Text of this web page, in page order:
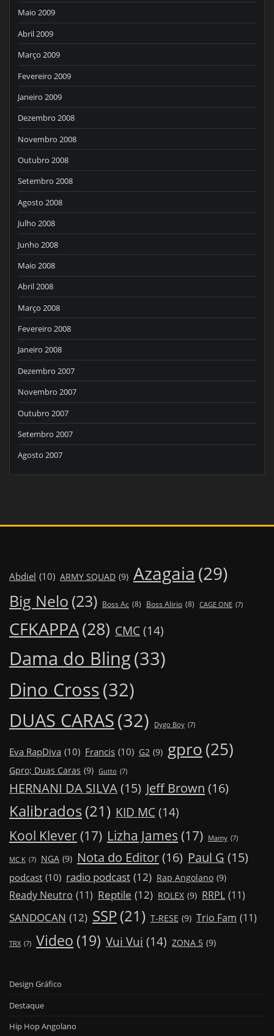
Maio 2009
Abril 2009
Março 2009
Fevereiro 2009
Janeiro 2009
Dezembro 2008
Novembro 2008
Outubro 2008
Setembro 2008
Agosto 2008
Julho 2008
Junho 2008
Maio 2008
Abril 2008
Março 2008
Fevereiro 2008
Janeiro 2008
Dezembro 2007
Novembro 2007
Outubro 2007
Setembro 2007
Agosto 2007
Abdiel (10) ARMY SQUAD (9) Azagaia (29)
Big Nelo (23) Boss Ac (8) Boss Alirio (8) CAGE ONE (7)
CFKAPPA(28) CMC (14)
Dama do Bling(33)
Dino Cross(32)
DUAS CARAS(32) Dygo Boy (7)
Eva RapDiva (10) Francis (10) G2 (9) gpro(25)
Gpro; Duas Caras (9) Gutto (7)
HERNANI DA SILVA(15) Jeff Brown (16)
Kalibrados(21) KID MC (14)
Kool Klever (17) Lizha James (17) Mamy (7)
MC K (7) NGA (9) Nota do Editor(16) Paul G (15)
podcast (10) radio podcast (12) Rap Angolano (9)
Ready Neutro (11) Reptile (12) ROLEX (9) RRPL (11)
SANDOCAN (12) SSP(21) T-RESE (9) Trio Fam (11)
TRX (7) Video (19) Vui Vui (14) ZONA 5 (9)
Design Gráfico
Destaque
Hip Hop Angolano